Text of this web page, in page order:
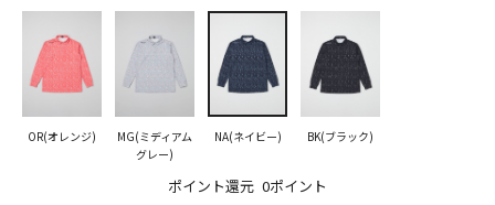
ポイント還元 0ポイント
OR(オレンジ)
MG(ミディアム
グレー)
NA(ネイビー) BK(ブラック)